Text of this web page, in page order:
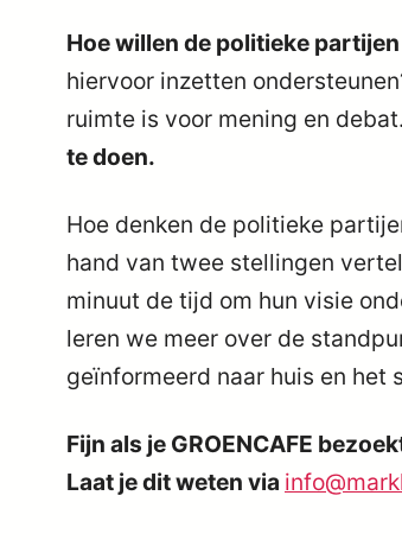
Hoe willen de politieke
hiervoor inzetten
ruimte is voor mening en debat.
te doen.
Hoe denken de politieke
hand van twee stellingen
minuut de tijd om hun visie
leren we meer over de
geïnformeerd naar huis en het
Fijn als je GROENCAFE
Laat je dit weten via